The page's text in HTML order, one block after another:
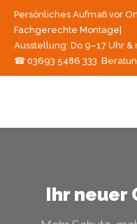
Persönliches Aufmaß vor
Fachgerechte Montage
Ausstellung: Do 9–17 Uhr
☎ 03693 5486 333
Ihr neuer